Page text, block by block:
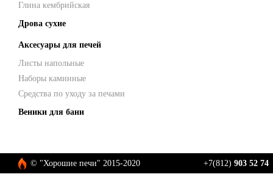
Глина кембрийская
Дрова сухие
Аксесуары для печей
Листы напольные
Наборы каминные
Средства по уходу за печами
Веники для бани
© "Хорошие печи" 2015-2020 +7(812) 903 52 74